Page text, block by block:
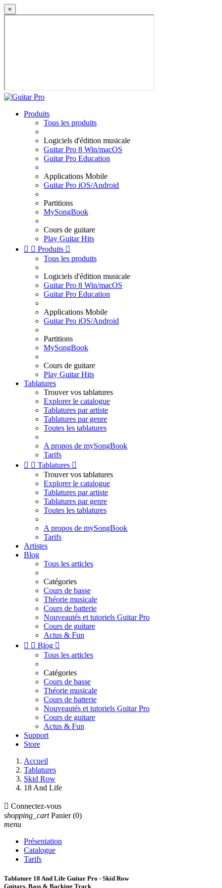
×
Produits
Tous les produits
Logiciels d'édition musicale
Guitar Pro 8 Win/macOS
Guitar Pro Education
Applications Mobile
Guitar Pro iOS/Android
Partitions
MySongBook
Cours de guitare
Play Guitar Hits
  Produits 
Tous les produits
Logiciels d'édition musicale
Guitar Pro 8 Win/macOS
Guitar Pro Education
Applications Mobile
Guitar Pro iOS/Android
Partitions
MySongBook
Cours de guitare
Play Guitar Hits
Tablatures
Trouver vos tablatures
Explorer le catalogue
Tablatures par artiste
Tablatures par genre
Toutes les tablatures
A propos de mySongBook
Tarifs
  Tablatures 
Trouver vos tablatures
Explorer le catalogue
Tablatures par artiste
Tablatures par genre
Toutes les tablatures
A propos de mySongBook
Tarifs
Artistes
Blog
Tous les articles
Catégories
Cours de basse
Théorie musicale
Cours de batterie
Nouveautés et tutoriels Guitar Pro
Cours de guitare
Actus & Fun
  Blog 
Tous les articles
Catégories
Cours de basse
Théorie musicale
Cours de batterie
Nouveautés et tutoriels Guitar Pro
Cours de guitare
Actus & Fun
Support
Store
Accueil
Tablatures
Skid Row
18 And Life
 Connectez-vous
shopping_cart Panier (0)
menu
Présentation
Catalogue
Tarifs
Tablature 18 And Life Guitar Pro - Skid Row
Guitars, Bass & Backing Track